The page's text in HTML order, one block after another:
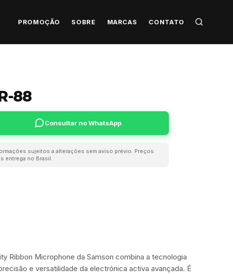
PROMOÇÃO SOBRE MARCAS CONTATO
88
Consultar no WhatsApp
sujeitos a alterações sem aviso prévio. Preços
entrega no Brasil.
Ribbon Microphone da Samson combina a tecnologia
e versatilidade da electrónica activa avançada. É